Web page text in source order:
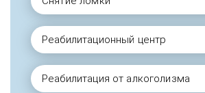
Реабилитационный центр
Реабилитация от алкоголизма